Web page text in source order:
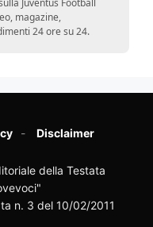
Juventus Football
magazine,
24 ore su 24.
Disclaimer
della Testata
n. 3 del 10/02/2011